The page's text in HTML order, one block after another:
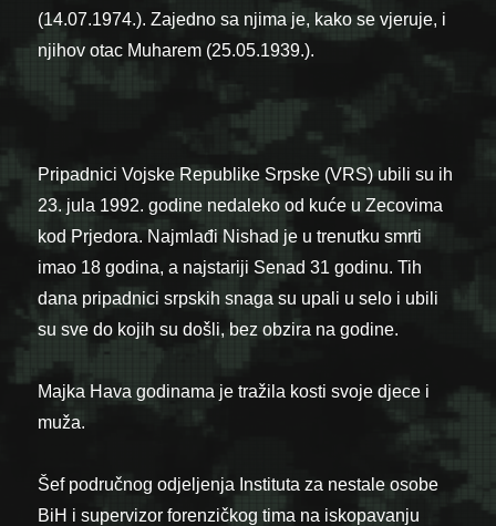
(14.07.1974.). Zajedno sa njima je, kako se vjeruje, i
njihov otac Muharem (25.05.1939.).
Pripadnici Vojske Republike Srpske (VRS) ubili su ih
23. jula 1992. godine nedaleko od kuće u Zecovima
kod Prjedora. Najmlađi Nishad je u trenutku smrti
imao 18 godina, a najstariji Senad 31 godinu. Tih
dana pripadnici srpskih snaga su upali u selo i ubili
su sve do kojih su došli, bez obzira na godine.
Majka Hava godinama je tražila kosti svoje djece i
muža.
Šef područnog odjeljenja Instituta za nestale osobe
BiH i supervizor forenzičkog tima na iskopavanju